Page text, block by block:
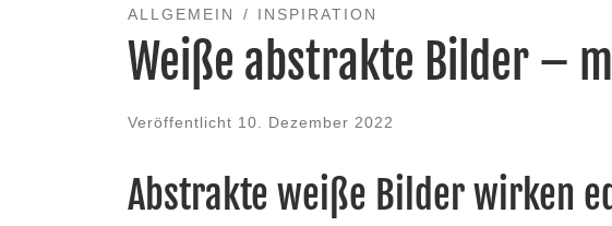
ALLGEMEIN INSPIRATION
Weiße abstrakte Bilder –
Veröffentlicht 10. Dezember 2022
Abstrakte weiße Bilder wirken